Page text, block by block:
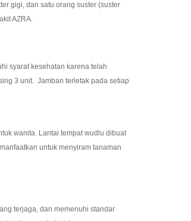
gigi, dan satu orang suster (suster
AZRA.
syarat kesehatan karena telah
3 unit. Jamban terletak pada setiap
wanita. Lantai tempat wudlu dibuat
untuk menyiram tanaman
terjaga, dan memenuhi standar